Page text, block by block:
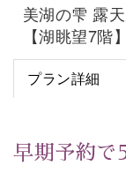
美湖の雫 露
【湖眺望7階】
プラン詳細
早期予約で